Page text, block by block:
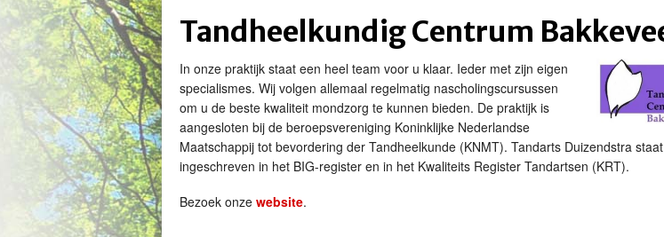
Tandheelkundig Centrum
In onze praktijk staat een heel team voor u klaar. Ieder met zijn eigen
specialismes. Wij volgen allemaal regelmatig nascholingscursussen
om u de beste kwaliteit mondzorg te kunnen bieden. De praktijk is
aangesloten bij de beroepsvereniging Koninklijke Nederlandse
Maatschappij tot bevordering der Tandheelkunde (KNMT). Tandarts Duizendstra staat
ingeschreven in het BIG-register en in het Kwaliteits Register Tandartsen (KRT).
Bezoek onze website.